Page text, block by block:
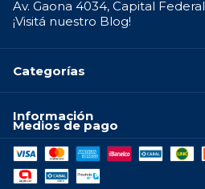
Av. Gaona 4034, Capital Federal
¡Visitá nuestro Blog!
Categorías
Información
Medios de pago